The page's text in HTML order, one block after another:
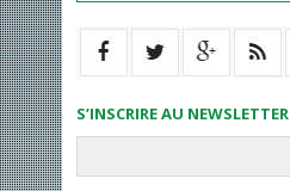
S’INSCRIRE AU NEWSLETTER